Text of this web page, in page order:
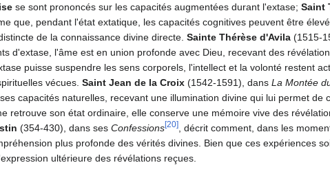
se sont prononcés sur les capacités augmentées durant l'extase; Saint
que, pendant l'état extatique, les capacités cognitives peuvent être
de la connaissance divine directe. Sainte Thérèse d'Avila (1515-
d'extase, l'âme est en union profonde avec Dieu, recevant des
puisse suspendre les sens corporels, l'intellect et la volonté restent
vécues. Saint Jean de la Croix (1542-1591), dans La Montée
capacités naturelles, recevant une illumination divine qui lui permet de
retrouve son état ordinaire, elle conserve une mémoire vive des
(354-430), dans ses Confessions[20]
, décrit comment, dans les
plus profonde des vérités divines. Bien que ces expériences
ultérieure des révélations reçues.